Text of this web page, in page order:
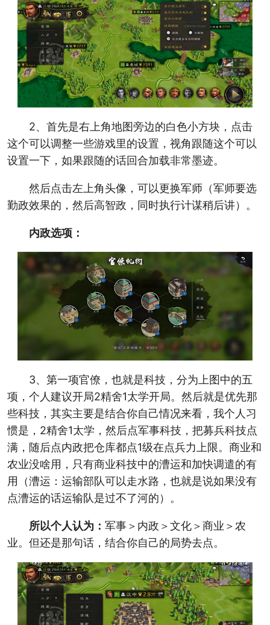
2、首先是右上角地图旁边的白色小方块，点击
这个可以调整一些游戏里的设置，视角跟随这个可以
设置一下，如果跟随的话回合加载非常墨迹。
然后点击左上角头像，可以更换军师（军师要选
勤政效果的，然后高智政，同时执行计谋稍后讲）。
内政选项：
3、第一项官僚，也就是科技，分为上图中的五
项，个人建议开局2精舍1太学开局。然后就是优先那
些科技，其实主要是结合你自己情况来看，我个人习
惯是，2精舍1太学，然后点军事科技，把募兵科技点
满，随后点内政把仓库都点1级在点兵力上限。商业和
农业没啥用，只有商业科技中的漕运和加快调遣的有
用（漕运：运输部队可以走水路，也就是说如果没有
点漕运的话运输队是过不了河的）。
所以个人认为： 军事＞内政＞文化＞商业＞农
业。但还是那句话，结合你自己的局势去点。